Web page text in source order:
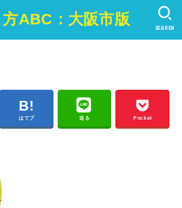
ABC：大阪市版 SEARCH
はてブ 送る Pocket